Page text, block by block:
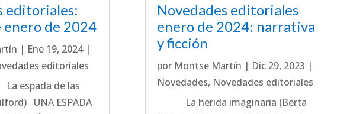
editoriales:
enero de 2024
| Ene 19, 2024|
editoriales
espada de las
UNA ESPADA
Novedades editoriales
enero de 2024: narrativa
y ficción
por Montse Martín | Dic 29, 2023 |
Novedades, Novedades editoriales
La herida imaginaria (Berta